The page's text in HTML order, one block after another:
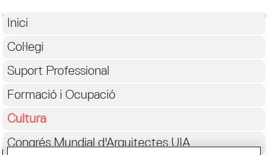
Inici
Col·legi
Suport Professional
Formació i Ocupació
Cultura
Congrés Mundial d'Arquitectes UIA